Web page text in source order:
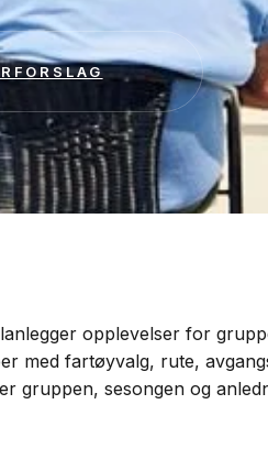
opplevelser for
med fartøyvalg, rute,
gruppen, sesongen og